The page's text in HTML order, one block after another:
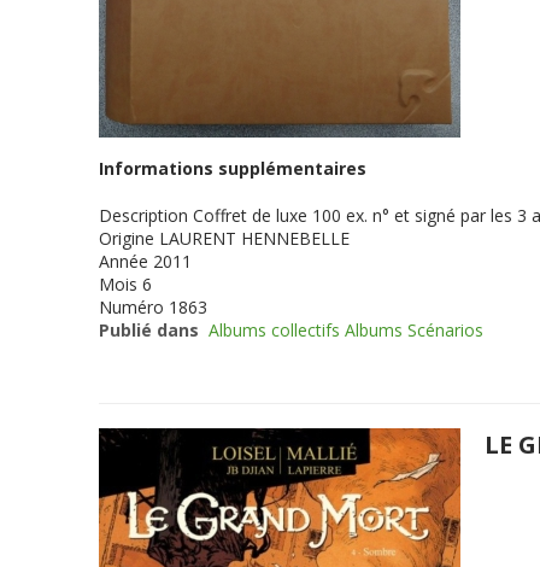
Informations supplémentaires
Description Coffret de luxe 100 ex. n° et signé par les
Origine LAURENT HENNEBELLE
Année 2011
Mois 6
Numéro 1863
Publié dans Albums collectifs Albums Scénarios
LE